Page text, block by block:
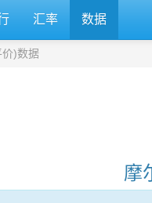
汇率 数据
价)数据
摩